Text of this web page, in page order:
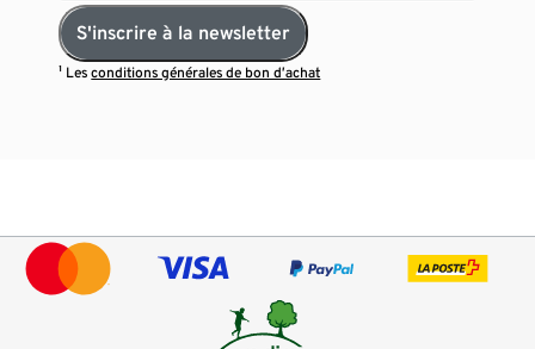
S'inscrire à la newsletter
¹ Lesconditions générales de bon d’achat